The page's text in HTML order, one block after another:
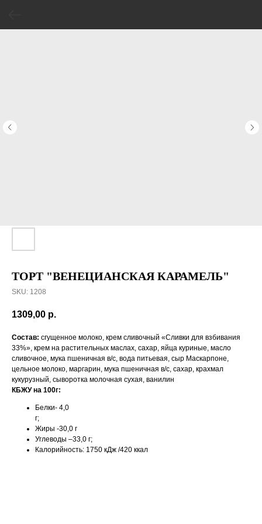
ТОРТ "ВЕНЕЦИАНСКАЯ КАРАМЕЛЬ"
SKU: 1208
1309,00 р.
Состав: сгущенное молоко, крем сливочный «Сливки для взбивания
33%», крем на растительных маслах, сахар, яйца куриные, масло
сливочное, мука пшеничная в/с, вода питьевая, сыр Маскарпоне,
цельное молоко, маргарин, мука пшеничная в/с, сахар, крахмал
кукурузный, сыворотка молочная сухая, ванилин
КБЖУ на 100г:
Белки- 4,0
г;
Жиры -30,0 г
Углеводы –33,0 г;
Калорийность: 1750 кДж /420 ккал